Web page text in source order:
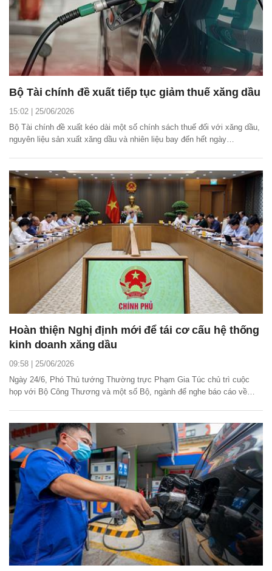
Bộ Tài chính đề xuất tiếp tục giảm thuế xăng dầu
15:02 | 25/06/2026
Bộ Tài chính đề xuất kéo dài một số chính sách thuế đối với xăng dầu,
nguyên liệu sản xuất xăng dầu và nhiên liệu bay đến hết ngày
Hoàn thiện Nghị định mới để tái cơ cấu hệ thống
kinh doanh xăng dầu
09:58 | 25/06/2026
Ngày 24/6, Phó Thủ tướng Thường trực Phạm Gia Túc chủ trì cuộc
họp với Bộ Công Thương và một số Bộ, ngành để nghe báo cáo về